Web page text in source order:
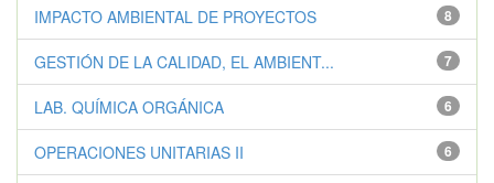
8
IMPACTO AMBIENTAL DE PROYECTOS
7
GESTIÓN DE LA CALIDAD, EL AMBIENT...
6
LAB. QUÍMICA ORGÁNICA
6
OPERACIONES UNITARIAS II